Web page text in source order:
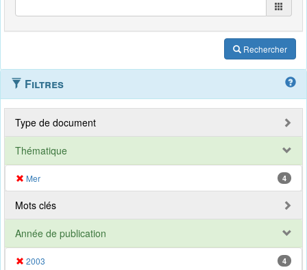
Rechercher
Filtres
Type de document
Thématique
Mer 4
Mots clés
Année de publication
2003 4